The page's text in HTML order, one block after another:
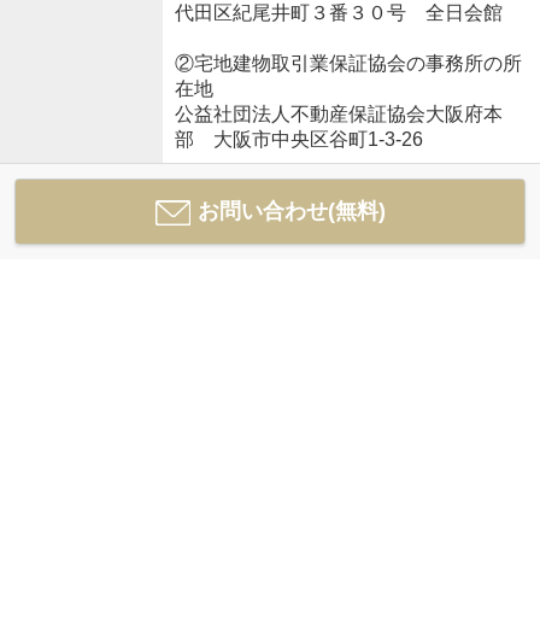
代田区紀尾井町３番３０号 全日会館
②宅地建物取引業保証協会の事務所の所
在地
公益社団法人不動産保証協会大阪府本
部 大阪市中央区谷町1-3-26
お問い合わせ(無料)